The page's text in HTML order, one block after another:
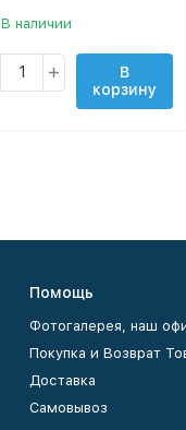
В наличии
В
корзину
Помощь
Фотогалерея, наш
Покупка и Возврат
Доставка
Самовывоз